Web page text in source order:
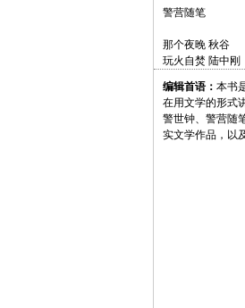
警营随笔
那个夜晚 秋谷
玩火自焚 陆中刚
编辑首语： 本书
在用文学的形式
警世钟、警营随
实文学作品，以